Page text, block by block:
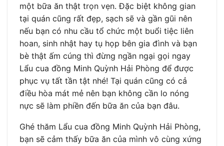
một bữa ăn thật trọn vẹn. Đặc biệt không gian
tại quán cũng rất đẹp, sạch sẽ và gần gũi nên
nếu bạn có nhu cầu tổ chức một buổi tiệc liên
hoan, sinh nhật hay tụ họp bên gia đình và bạn
bè thật ấm cúng thì đừng ngần ngại gọi ngay
Lẩu cua đồng Minh Quỳnh Hải Phòng để được
phục vụ tất tần tật nhé! Tại quán cũng có cả
điều hòa mát mẻ nên bạn không cần lo nóng
nực sẽ làm phiền đến bữa ăn của bạn đâu.
Ghé thăm Lẩu cua đồng Minh Quỳnh Hải Phòng,
bạn sẽ cảm thấy bữa ăn của mình vô cùng xứng